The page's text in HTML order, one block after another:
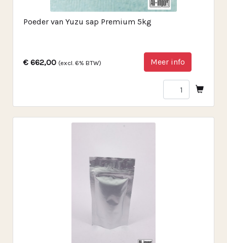
Poeder van Yuzu sap Premium 5kg
€ 662,00 (excl. 6% BTW) Meer info